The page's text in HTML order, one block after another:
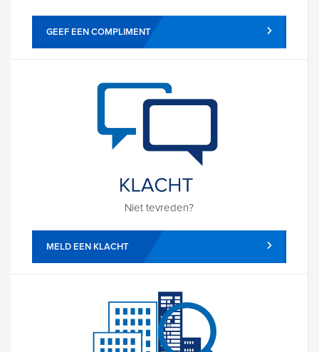
GEEF EEN COMPLIMENT
Niet tevreden?
MELD EEN KLACHT